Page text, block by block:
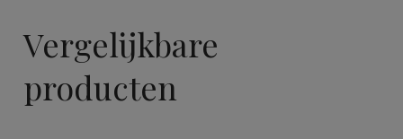
Vergelijkbare
producten